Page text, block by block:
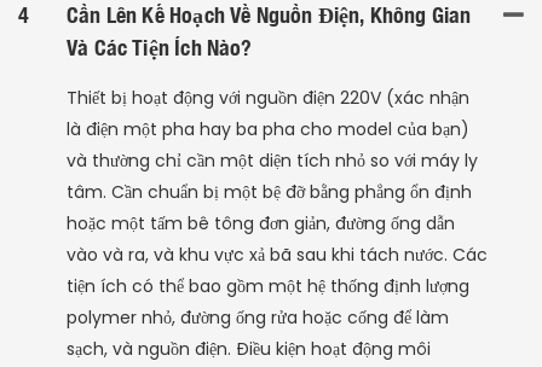
4
Cần Lên Kế Hoạch Về Nguồn Điện, Không Gian
Và Các Tiện Ích Nào?
Thiết bị hoạt động với nguồn điện 220V (xác nhận
là điện một pha hay ba pha cho model của bạn)
và thường chỉ cần một diện tích nhỏ so với máy ly
tâm. Cần chuẩn bị một bệ đỡ bằng phẳng ổn định
hoặc một tấm bê tông đơn giản, đường ống dẫn
vào và ra, và khu vực xả bã sau khi tách nước. Các
tiện ích có thể bao gồm một hệ thống định lượng
polymer nhỏ, đường ống rửa hoặc cống để làm
sạch, và nguồn điện. Điều kiện hoạt động môi